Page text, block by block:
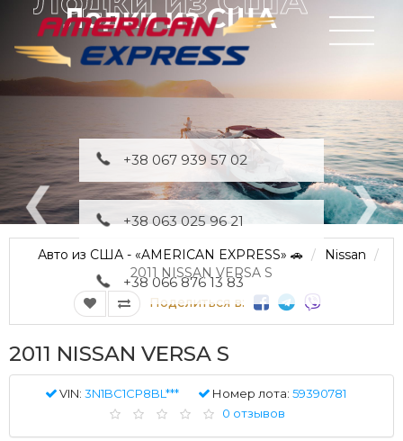
Лодки из США
+38 067 939 57 02
+38 063 025 96 21
+38 066 876 13 83
Авто из США - «AMERICAN EXPRESS» 🚗
Nissan
2011 NISSAN VERSA S
Поделиться в:
2011 NISSAN VERSA S
VIN: 3N1BC1CP8BL*** Номер лота: 59390781
0 отзывов